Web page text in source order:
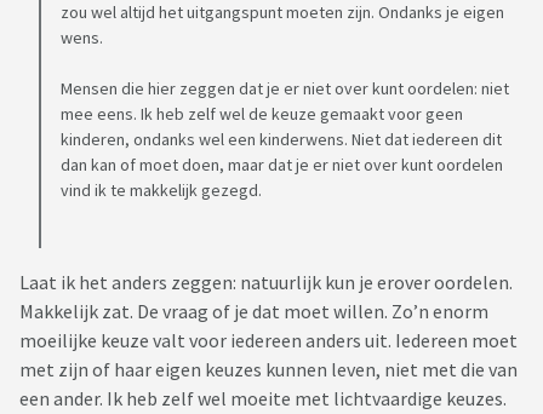
zou wel altijd het uitgangspunt moeten zijn. Ondanks je eigen
wens.
Mensen die hier zeggen dat je er niet over kunt oordelen: niet
mee eens. Ik heb zelf wel de keuze gemaakt voor geen
kinderen, ondanks wel een kinderwens. Niet dat iedereen dit
dan kan of moet doen, maar dat je er niet over kunt oordelen
vind ik te makkelijk gezegd.
Laat ik het anders zeggen: natuurlijk kun je erover oordelen.
Makkelijk zat. De vraag of je dat moet willen. Zo’n enorm
moeilijke keuze valt voor iedereen anders uit. Iedereen moet
met zijn of haar eigen keuzes kunnen leven, niet met die van
een ander. Ik heb zelf wel moeite met lichtvaardige keuzes.